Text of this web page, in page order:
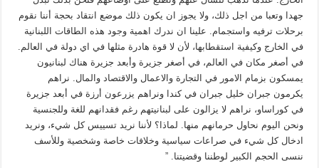
جهدا وتعبا من اجل ذلك، ولا يجوز ان يكون ذلك موضع انتقاد بحجة أننا نقوم
برحلات ترفيه واستجمام. علينا ان ندرك اهمية وجود هذه الطاقات اللبنانية
في الخارج وكيفية استقطابها، لأن لا قوة هادرة مثلها في اي دولة في العالم.
في أصغر مكان في العالم، في أصغر جزيرة وأبعد جزيرة هناك لبنانيون
يمسكون بزمام الامور في التجارة والاعمال والاقتصاد والمال. نراهم
يكرمون جبران خليل جبران في كندا ونراهم يزرعون أرزة في أبعد جزيرة
في كوراساو، نراهم لا يزالون على لبنانيتهم رغم فقدانهم للغة وللجنسية
ونحن اليوم نحاول حرمانهم منها. لماذا؟ لأننا نريد تسييس كل شيء، ونريد
ادخال كل شيء في صراعات سياسية وخلافات خاصة وشخصية وللأسف
ننسى الحجم الكبير لوطننا وقضيتنا. ”